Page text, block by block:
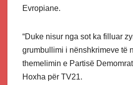
Evropiane.
“Duke nisur nga sot ka filluar
grumbullimi i nënshkrimeve të
themelimin e Partisë
Hoxha për TV21.